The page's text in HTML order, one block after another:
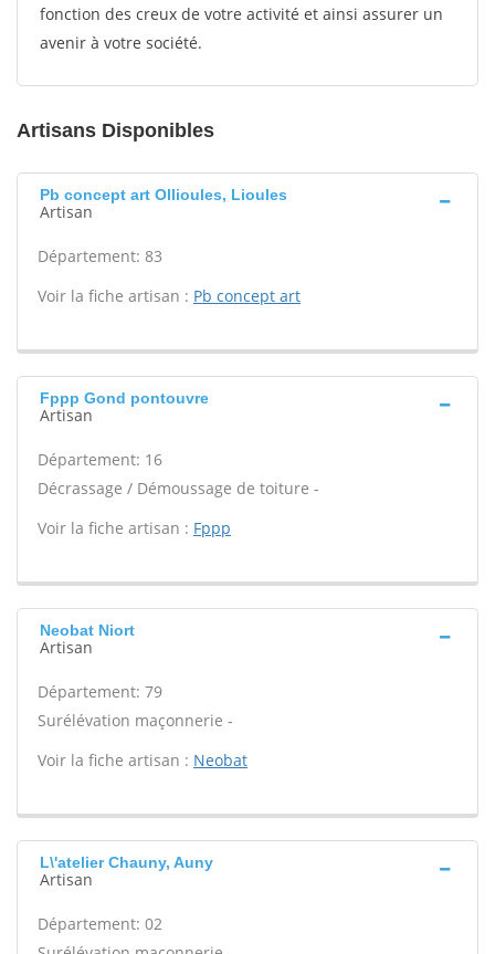
fonction des creux de votre activité et ainsi assurer un
avenir à votre société.
Artisans Disponibles
Pb concept art Ollioules, Lioules
Artisan
Département: 83
Voir la fiche artisan : Pb concept art
Fppp Gond pontouvre
Artisan
Département: 16
Décrassage / Démoussage de toiture -
Voir la fiche artisan : Fppp
Neobat Niort
Artisan
Département: 79
Surélévation maçonnerie -
Voir la fiche artisan : Neobat
L\'atelier Chauny, Auny
Artisan
Département: 02